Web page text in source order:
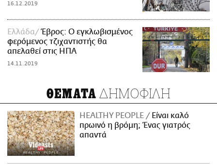
16.12.2019
Ελλάδα
Έβρος: Ο εγκλωβισμένος
φερόμενος τζιχαντιστής θα
απελαθεί στις ΗΠΑ
14.11.2019
ΘΕΜΑΤΑ ΔΗΜΟΦΙΛΗ
HEALTHY PEOPLE
Είναι καλό
πρωινό η βρόμη; Ένας γιατρός
απαντά